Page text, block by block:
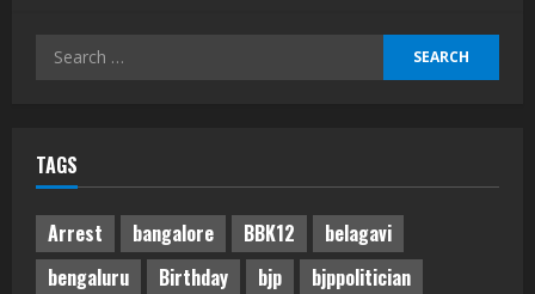
Search
TAGS
Arrest bangalore BBK12
belagavi
bengaluru
Birthday bjp
bjppolitician